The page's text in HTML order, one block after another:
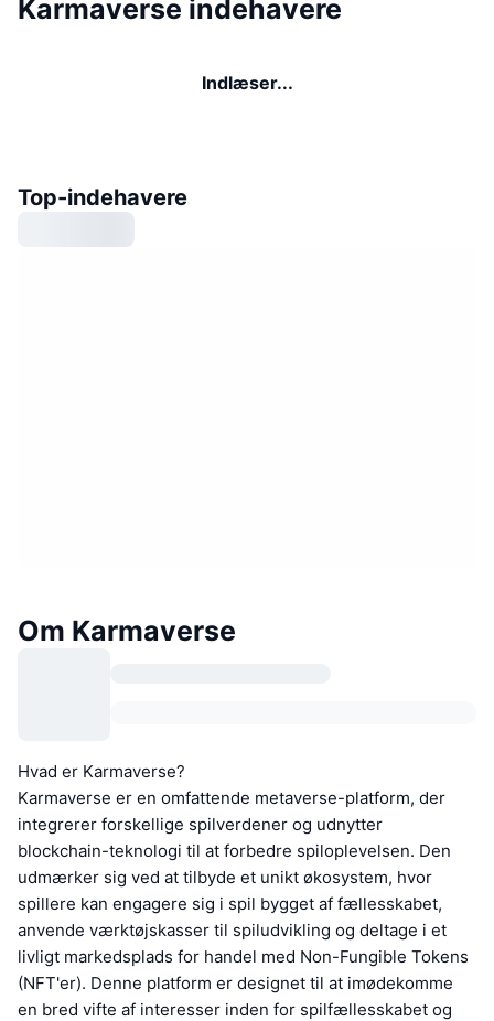
Karmaverse indehavere
Indlæser...
Top-indehavere
Om Karmaverse
Hvad er Karmaverse?
Karmaverse er en omfattende metaverse-platform, der
integrerer forskellige spilverdener og udnytter
blockchain-teknologi til at forbedre spiloplevelsen. Den
udmærker sig ved at tilbyde et unikt økosystem, hvor
spillere kan engagere sig i spil bygget af fællesskabet,
anvende værktøjskasser til spiludvikling og deltage i et
livligt markedsplads for handel med Non-Fungible Tokens
(NFT'er). Denne platform er designet til at imødekomme
en bred vifte af interesser inden for spilfællesskabet og